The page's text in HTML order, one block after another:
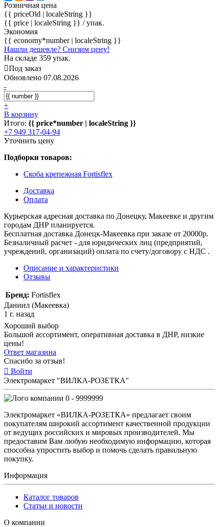
Розничная цена
{{ priceOld | localeString }}
{{ price | localeString }} / упак.
Экономия
{{ economy*number | localeString }}
Нашли дешевле? Снизим цену!
На складе 359 упак.
Под заказ
Обновлено 07.08.2026
-
+
В корзину
Итого: {{ price*number | localeString }}
+7 949 317-04-94
Уточнить цену
Подборки товаров:
Скоба крепежная Fortisflex
Доставка
Оплата
Курьерская адресная доставка по Донецку, Макеевке и другим
городам ДНР планируется.
Бесплатная доставка Донецк-Макеевка при заказе от 20000р.
Безналичный расчет - для юридических лиц (предприятий,
учреждений, организаций) оплата по счету/договору с НДС .
Описание и характеристики
Отзывы
Бренд: Fortisflex
Даниил (Макеевка)
1 г. назад
Хороший выбор
Большой ассортимент, оперативная доставка в ДНР, низкие
цены!
Ответ магазина
Спасибо за отзыв!
Войти
Электромаркет "ВИЛКА-РОЗЕТКА"
0 - 9999999
Электромаркет «ВИЛКА-РОЗЕТКА» предлагает своим
покупателям широкий ассортимент качественной продукции
от ведущих российских и мировых производителей. Мы
предоставим Вам любую необходимую информацию, которая
способна упростить выбор и помочь сделать правильную
покупку.
Информация
Каталог товаров
Статьи и новости
О компании